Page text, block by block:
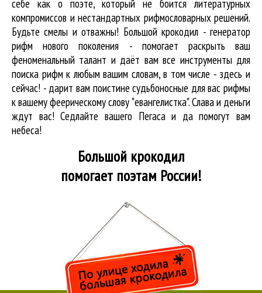
себе как о поэте, который не боится литературных
компромиссов и нестандартных рифмословарных решений.
Будьте смелы и отважны! Большой крокодил - генератор
рифм нового поколения - помогает раскрыть ваш
феноменальный талант и даёт вам все инструменты для
поиска рифмк любым вашим словам, в том числе - здесь и
сейчас! - дарит вам поистине судьбоносные для вас рифмы
к вашему феерическому слову "евангелистка". Слава и деньги
ждут вас! Седлайте вашего Пегаса и да помогут вам
небеса!
Большой крокодил
помогает поэтам России!